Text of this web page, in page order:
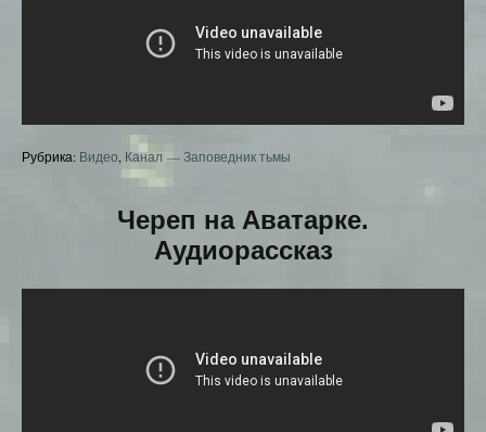
Рубрика: Видео Канал — Заповедник тьмы
Череп на Аватарке.
Аудиорассказ